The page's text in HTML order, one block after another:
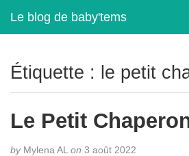
Le blog de baby'tems
Étiquette : le petit
Le Petit
byMylena AL on 3 août 2022